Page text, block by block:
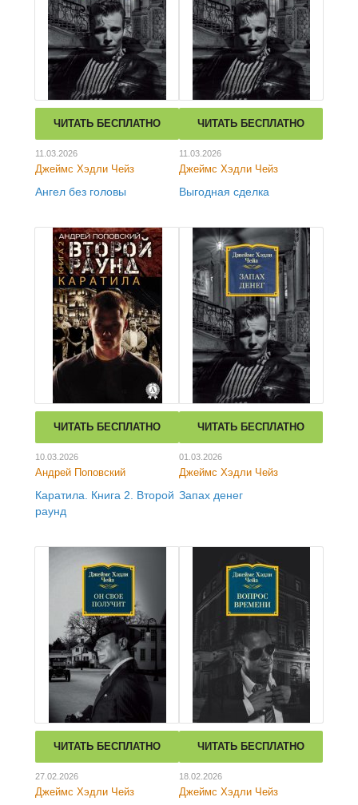
ЧИТАТЬ БЕСПЛАТНО
11.03.2026
Джеймс Хэдли Чейз
Ангел без головы
ЧИТАТЬ БЕСПЛАТНО
11.03.2026
Джеймс Хэдли Чейз
Выгодная сделка
ЧИТАТЬ БЕСПЛАТНО
10.03.2026
Андрей Поповский
Каратила. Книга 2. Второй
раунд
ЧИТАТЬ БЕСПЛАТНО
01.03.2026
Джеймс Хэдли Чейз
Запах денег
ЧИТАТЬ БЕСПЛАТНО
27.02.2026
Джеймс Хэдли Чейз
ЧИТАТЬ БЕСПЛАТНО
18.02.2026
Джеймс Хэдли Чейз